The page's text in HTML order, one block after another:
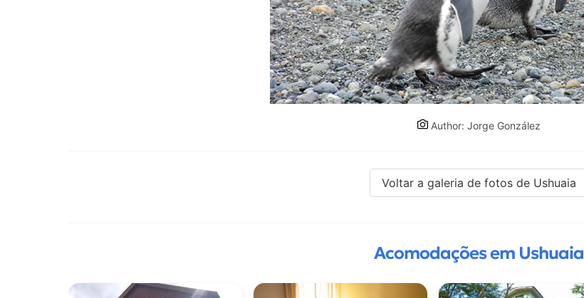
Author: Jorge González
Voltar a galeria de fotos de Ushuaia
Acomodações em Ushuaia